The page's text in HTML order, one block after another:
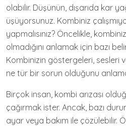
olabilir. Düşünün, dışarıda kar
üşüyorsunuz. Kombiniz
yapmalısınız? Öncelikle,
olmadığını anlamak için bazı
Kombinizin göstergeleri, sesleri
ne tür bir sorun olduğunu
Birçok insan, kombi arızası
çağırmak ister. Ancak, bazı
ayar veya bakım ile çözülebilir.